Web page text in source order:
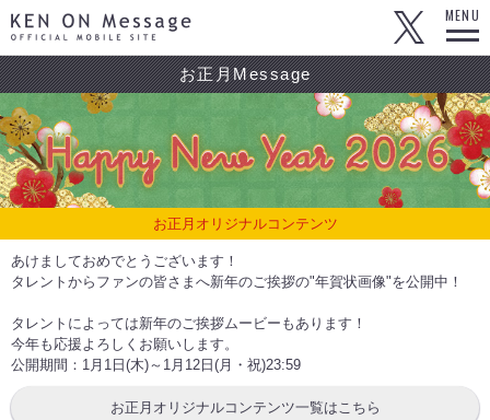
KEN ON Message OFFICIAL MOBILE SITE
MENU
お正月Message
お正月オリジナルコンテンツ
あけましておめでとうございます！
タレントからファンの皆さまへ新年のご挨拶の"年賀状画像"を公開中！
タレントによっては新年のご挨拶ムービーもあります！
今年も応援よろしくお願いします。
公開期間：1月1日(木)～1月12日(月・祝)23:59
お正月オリジナルコンテンツ一覧はこちら